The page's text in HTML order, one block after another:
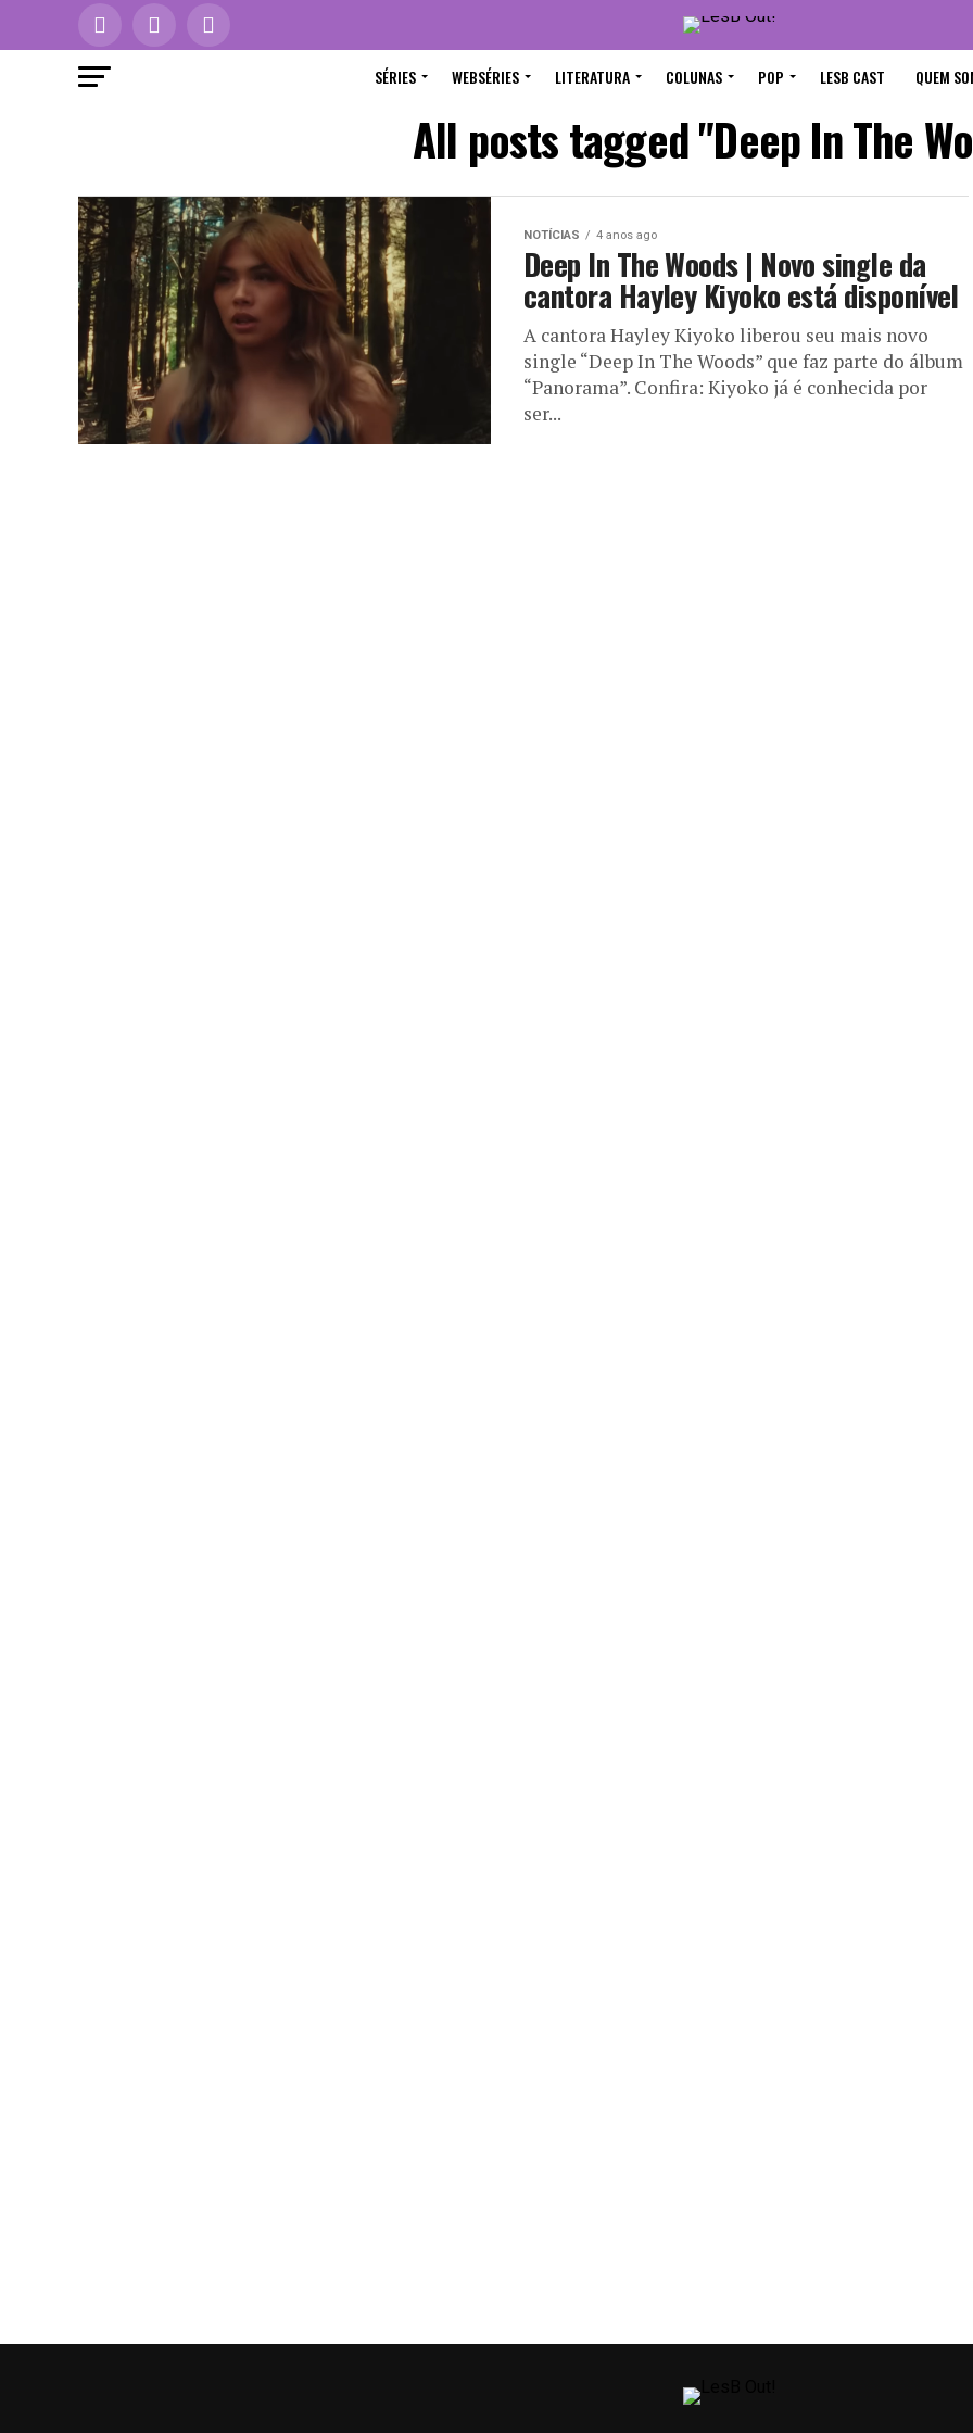
SÉRIES WEBSÉRIES LITERATURA COLUNAS POP LESB CAST QUEM
All posts tagged "Deep In The
NOTÍCIAS 4 anos ago
Deep In The Woods | Novo single da
cantora Hayley Kiyoko está disponível
A cantora Hayley Kiyoko liberou seu mais novo
single “Deep In The Woods” que faz parte do álbum
“Panorama”. Confira: Kiyoko já é conhecida por
ser...